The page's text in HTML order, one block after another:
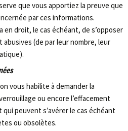
que vous apportiez la preuve que
par ces informations.
en droit, le cas échéant, de s’opposer
(de par leur nombre, leur
vous habilite à demander la
ou encore l’effacement
peuvent s’avérer le cas échéant
ou obsolètes.